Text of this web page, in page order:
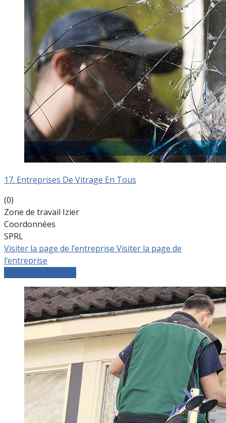
17. Entreprises De Vitrage En Tous
(0)
Zone de travail Izier
Coordonnées
SPRL
Visiter la page de l’entreprise Visiter la page de
l’entreprise